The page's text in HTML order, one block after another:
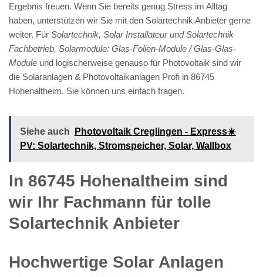
Ergebnis freuen. Wenn Sie bereits genug Stress im Alltag
haben, unterstützen wir Sie mit den Solartechnik Anbieter gerne
weiter. Für Solartechnik, Solar Installateur und Solartechnik
Fachbetrieb, Solarmodule: Glas-Folien-Module / Glas-Glas-
Module und logischerweise genauso für Photovoltaik sind wir
die Solaranlagen & Photovoltaikanlagen Profi in 86745
Hohenaltheim. Sie können uns einfach fragen.
Siehe auch
Photovoltaik Creglingen - Express☀️
PV️: Solartechnik, Stromspeicher, Solar, Wallbox
In 86745 Hohenaltheim sind
wir Ihr Fachmann für tolle
Solartechnik Anbieter
Hochwertige Solar Anlagen